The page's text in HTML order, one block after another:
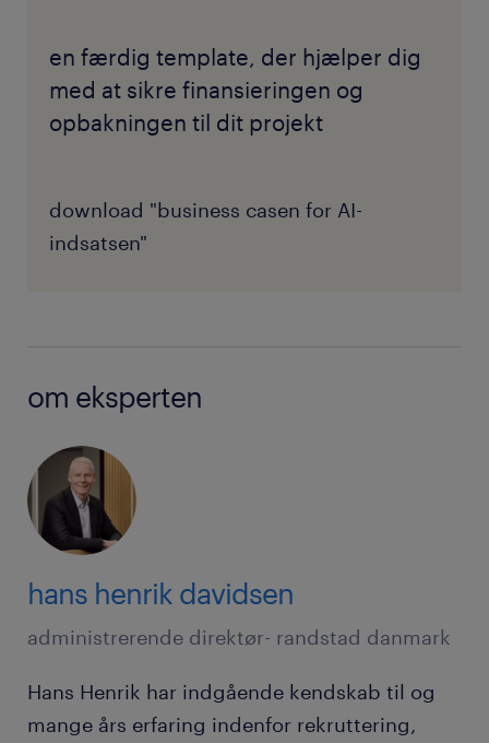
en færdig template, der hjælper dig
med at sikre finansieringen og
opbakningen til dit projekt
download "business casen for AI-
indsatsen"
om eksperten
hans henrik davidsen
administrerende direktør- randstad danmark
Hans Henrik har indgående kendskab til og
mange års erfaring indenfor rekruttering,